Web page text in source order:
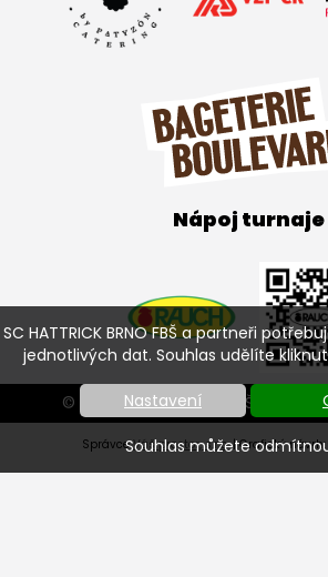
SC HATTRICK BRNO FBŠ a partneři
jednotlivých dat. Souhlas udělíte
Nastavení
Souhlas můžete
Nápoj turnaje
© SC HATTRICK BRNO FBŠ 2026 |
SprávceVáš prostor, s.r.o.| Grafický návrh: